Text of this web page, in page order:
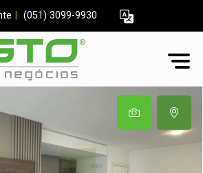
(051) 3099-9930